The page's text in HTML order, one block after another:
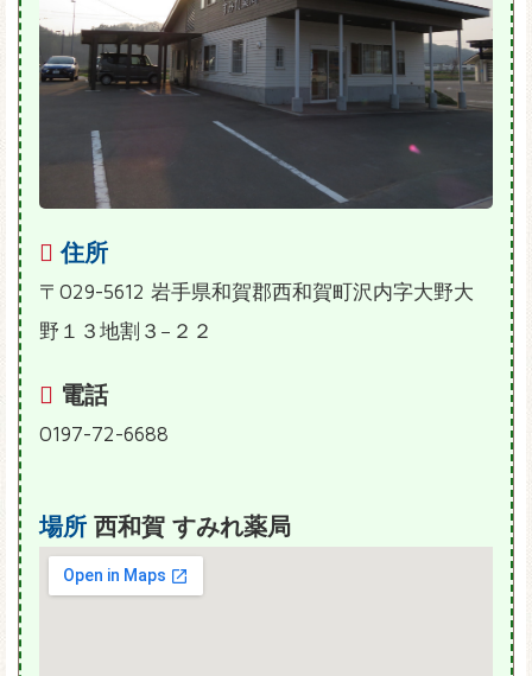
住所
〒029-5612 岩手県和賀郡西和賀町沢内字大野大
野１３地割３−２２
電話
0197-72-6688
場所 西和賀 すみれ薬局